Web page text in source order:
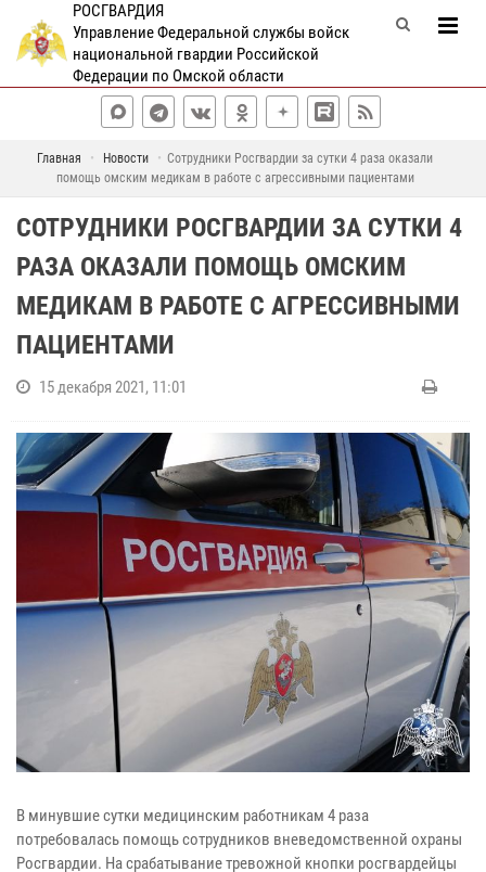
РОСГВАРДИЯ
Управление Федеральной службы войск
национальной гвардии Российской
Федерации по Омской области
Главная Новости
Сотрудники Росгвардии за сутки 4 раза оказали
помощь омским медикам в работе с агрессивными пациентами
СОТРУДНИКИ РОСГВАРДИИ ЗА СУТКИ 4
РАЗА ОКАЗАЛИ ПОМОЩЬ ОМСКИМ
МЕДИКАМ В РАБОТЕ С АГРЕССИВНЫМИ
ПАЦИЕНТАМИ
15 декабря 2021, 11:01
В минувшие сутки медицинским работникам 4 раза
потребовалась помощь сотрудников вневедомственной охраны
Росгвардии. На срабатывание тревожной кнопки росгвардейцы